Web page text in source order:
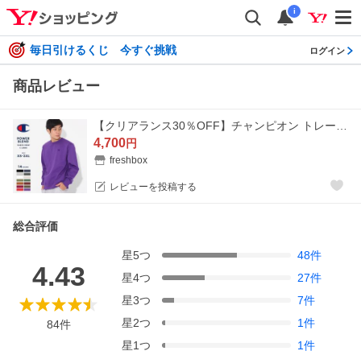
i
毎日引けるくじ 今すぐ挑戦 ログイン
商品レビュー
4,700円
freshbox
レビューを投稿する
総合評価
4.43
84件
星5つ 48件
星4つ 27件
星3つ 7件
星2つ 1件
星1つ 1件